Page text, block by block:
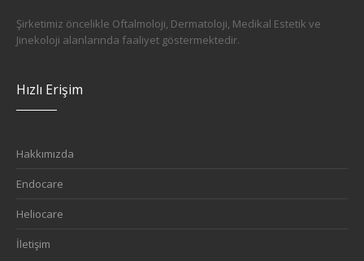
Şirketimiz öncelikle Oftalmoloji, Dermatoloji, Medikal Estetik ve
Jinekoloji alanlarında faaliyet göstermektedir.
Hızlı Erişim
Hakkımızda
Endocare
Heliocare
İletişim